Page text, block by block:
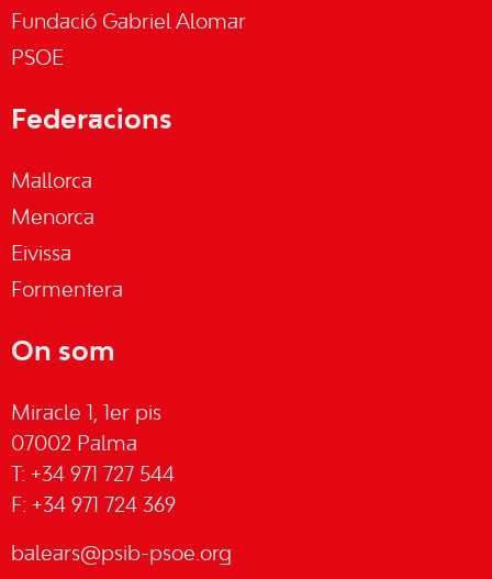
Fundació Gabriel Alomar
PSOE
Federacions
Mallorca
Menorca
Eivissa
Formentera
On som
Miracle 1, 1er pis
07002 Palma
T: +34 971 727 544
F: +34 971 724 369
balears@psib-psoe.org